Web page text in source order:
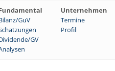
Unternehmen
GuV Termine
Profil
GV